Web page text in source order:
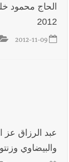
2012
2012-11-09
والبيضاوي